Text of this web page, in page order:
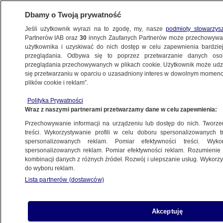
ANGELA MERKEL
Merkel chwali umowę koalicyjną z SPD
i prosi o głosy
ŚWIAT
Niemcy. Merkel przedstawiła
kandydatów na ministrów
ŚWIAT
szykowana na następczynię Merkel
Dbamy o Twoją prywatność
Jeśli użytkownik wyrazi na to zgodę, my, naszepodmioty
Partnerów IAB oraz30 innych Zaufanych Partnerów może
użytkownika i uzyskiwać do nich dostęp w celu zapewnienia
przeglądania. Odbywa się to poprzez przetwarzanie danych
przeglądania przechowywanych w plikach cookie. Użytkownik może
się przetwarzaniu w oparciu o uzasadniony interes w dowolnym
plików cookie i reklam”.
Polityka Prywatności
Wraz z naszymi partnerami przetwarzamy dane w celu zapewnienia:
Przechowywanie informacji na urządzeniu lub dostęp do nich.
treści. Wykorzystywanie profili w celu doboru spersonalizowanych
spersonalizowanych reklam. Pomiar efektywności treści.
spersonalizowanych reklam. Pomiar efektywności reklam.
kombinacji danych z różnych źródeł. Rozwój i ulepszanie usług.
do wyboru reklam.
Lista partnerów (dostawców)
Akceptuję